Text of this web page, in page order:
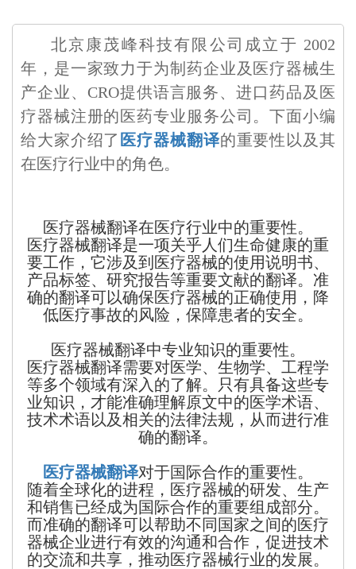
北京康茂峰科技有限公司成立于 2002
年，是一家致力于为制药企业及医疗器械生
产企业、CRO提供语言服务、进口药品及医
疗器械注册的医药专业服务公司。下面小编
给大家介绍了 医疗器械翻译的重要性以及其
在医疗行业中的角色。
医疗器械翻译在医疗行业中的重要性。
医疗器械翻译是一项关乎人们生命健康的重
要工作，它涉及到医疗器械的使用说明书、
产品标签、研究报告等重要文献的翻译。准
确的翻译可以确保医疗器械的正确使用，降
低医疗事故的风险，保障患者的安全。
医疗器械翻译中专业知识的重要性。
医疗器械翻译需要对医学、生物学、工程学
等多个领域有深入的了解。只有具备这些专
业知识，才能准确理解原文中的医学术语、
技术术语以及相关的法律法规，从而进行准
确的翻译。
医疗器械翻译对于国际合作的重要性。
随着全球化的进程，医疗器械的研发、生产
和销售已经成为国际合作的重要组成部分。
而准确的翻译可以帮助不同国家之间的医疗
器械企业进行有效的沟通和合作，促进技术
的交流和共享，推动医疗器械行业的发展。